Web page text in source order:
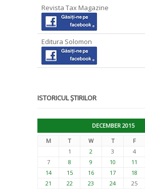
Revista Tax Magazine
Editura Solomon
ISTORICUL ȘTIRILOR
DECEMBER 2015
M
T W T F
1
2 3 4
7
8 9 10 11
14
15 16 17 18
21
22 23 24 25